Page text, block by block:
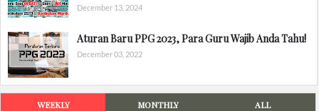
December 13, 2024
Aturan Baru PPG 2023, Para Guru Wajib Anda Tahu!
December 03, 2022
WEEKLY MONTHLY ALL